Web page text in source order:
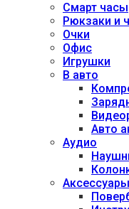
Смарт часы
Рюкзаки и
Очки
Офис
Игрушки
В авто
Авто
Аудио
Аксессуары